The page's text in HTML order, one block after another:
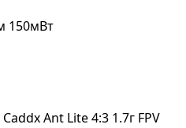
150мВт
Caddx Ant Lite 4:3 1.7г FPV